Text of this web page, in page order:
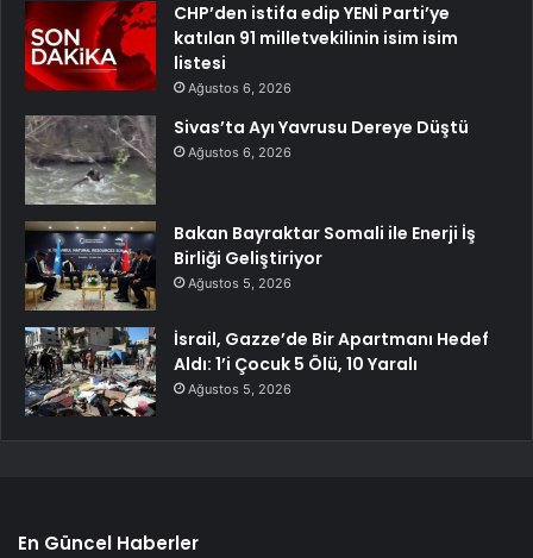
CHP’den istifa edip YENİ Parti’ye
katılan 91 milletvekilinin isim isim
listesi
Ağustos 6, 2026
Sivas’ta Ayı Yavrusu Dereye Düştü
Ağustos 6, 2026
Bakan Bayraktar Somali ile Enerji İş
Birliği Geliştiriyor
Ağustos 5, 2026
İsrail, Gazze’de Bir Apartmanı Hedef
Aldı: 1’i Çocuk 5 Ölü, 10 Yaralı
Ağustos 5, 2026
En Güncel Haberler